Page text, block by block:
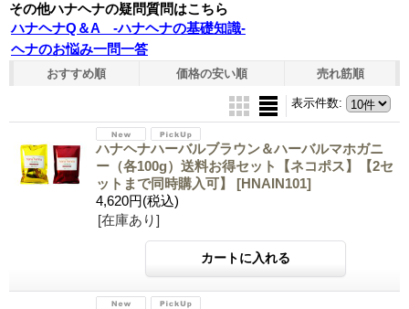
その他ハナヘナの疑問質問はこちら
ハナヘナQ＆A -ハナヘナの基礎知識-
ヘナのお悩み一問一答
おすすめ順 価格の安い順 売れ筋順
表示件数:
ハナヘナハーバルブラウン＆ハーバルマホガニ
ー（各100g）送料お得セット【ネコポス】【2セ
ットまで同時購入可】 [HNAIN101]
4,620円(税込)
[在庫あり]